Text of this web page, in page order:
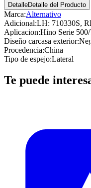
DetalleDetalle del Producto
Marca:Alternativo
Adicional:LH: 710330S,
Aplicacion:Hino Serie
Diseño carcasa exterior:
Procedencia:China
Tipo de espejo:Lateral
Te puede